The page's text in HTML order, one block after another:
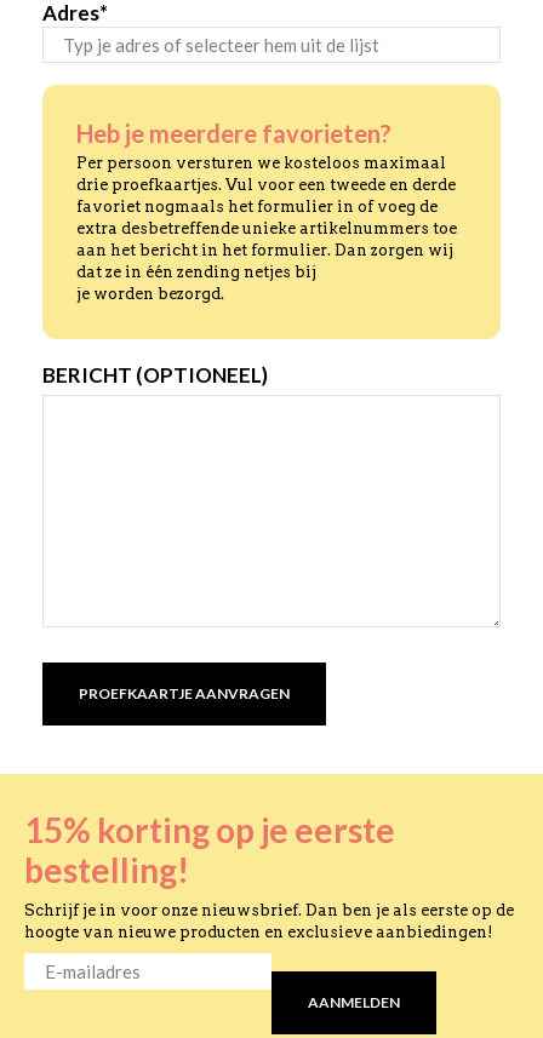
Adres*
+
HUISNUMMER
Heb je meerdere favorieten?
Per persoon versturen we kosteloos maximaal
drie proefkaartjes. Vul voor een tweede en derde
favoriet nogmaals het formulier in of voeg de
extra desbetreffende unieke artikelnummers toe
aan het bericht in het formulier. Dan zorgen wij
dat ze in één zending netjes bij
je worden bezorgd.
BERICHT (OPTIONEEL)
PROEFKAARTJE AANVRAGEN
15% korting op je eerste
bestelling!
Schrijf je in voor onze nieuwsbrief. Dan ben je als eerste op de
hoogte van nieuwe producten en exclusieve aanbiedingen!
MAILADRES* AANMELDEN